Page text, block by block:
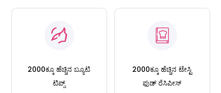
2000ಕ್ಕೂ ಹೆಚ್ಚಿನ ಬ್ಯೂಟಿ
ಟಿಪ್ಸ್
2000ಕ್ಕೂ ಹೆಚ್ಚಿನ ಟೇಸ್ಟಿ
ಫುಡ್ ರೆಸಿಪೀಸ್